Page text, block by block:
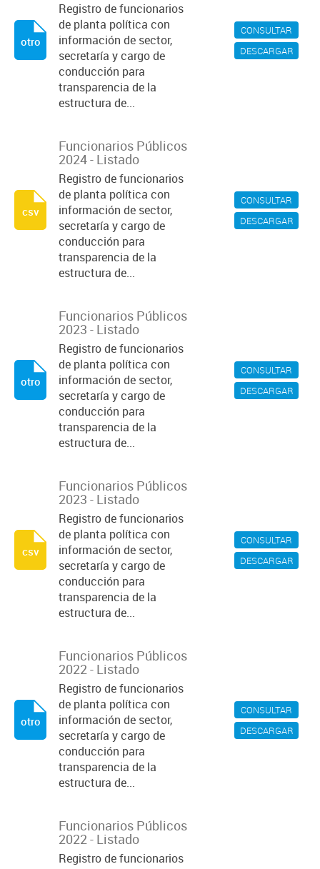
CONSULTAR
DESCARGAR
Registro de funcionarios
de planta política con
información de sector,
secretaría y cargo de
conducción para
transparencia de la
estructura de...
otro
CONSULTAR
DESCARGAR
Funcionarios Públicos
2024 - Listado
Registro de funcionarios
de planta política con
información de sector,
secretaría y cargo de
conducción para
transparencia de la
estructura de...
csv
CONSULTAR
DESCARGAR
Funcionarios Públicos
2023 - Listado
Registro de funcionarios
de planta política con
información de sector,
secretaría y cargo de
conducción para
transparencia de la
estructura de...
otro
CONSULTAR
DESCARGAR
Funcionarios Públicos
2023 - Listado
Registro de funcionarios
de planta política con
información de sector,
secretaría y cargo de
conducción para
transparencia de la
estructura de...
csv
CONSULTAR
DESCARGAR
Funcionarios Públicos
2022 - Listado
Registro de funcionarios
de planta política con
información de sector,
secretaría y cargo de
conducción para
transparencia de la
estructura de...
otro
Funcionarios Públicos
2022 - Listado
Registro de funcionarios